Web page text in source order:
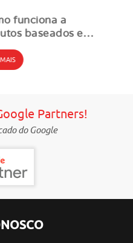
funciona a
baseados em
Partners!
do Google